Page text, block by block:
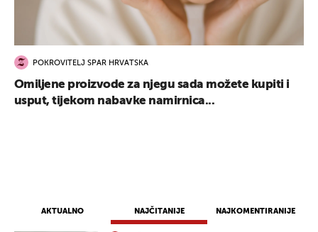
AKTUALNO NAJČITANIJE NAJKOMENTIRANIJE
POKROVITELJ SPAR HRVATSKA
Omiljene proizvode za njegu sada možete kupiti i
usput, tijekom nabavke namirnica...